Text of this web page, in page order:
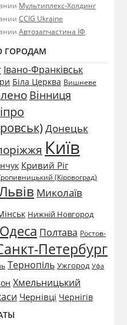
Мультиплекс-Холдинг
CCIG Ukraine
Автозапчастина ІФ
ГОРОДАМ
Івано-Франківськ
Біла Церква Вишневе
Вінниця
Донецьк
Київ
Кривий Ріг
(Кіровоград)
Миколаїв
Нижній Новгород
Одеса Полтава Ростов-
Петербург
Тернопіль Ужгород Уфа
Хмельницький
Чернівці Чернігів